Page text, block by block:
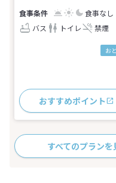
食事なし
バス
トイレ 禁煙
お
おすすめポイント
すべてのプランを